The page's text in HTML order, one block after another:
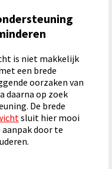
is niet makkelijk
een brede
oorzaken van
daarna op zoek
De brede
sluit hier mooi
aanpak door te